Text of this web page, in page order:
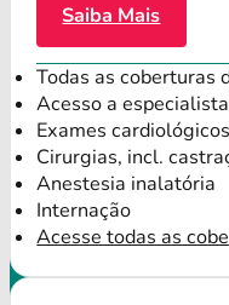
Saiba Mais
Todas as coberturas
Acesso a
Exames cardiológicos
Cirurgias, incl.
Anestesia inalatória
Internação
Acesse todas as